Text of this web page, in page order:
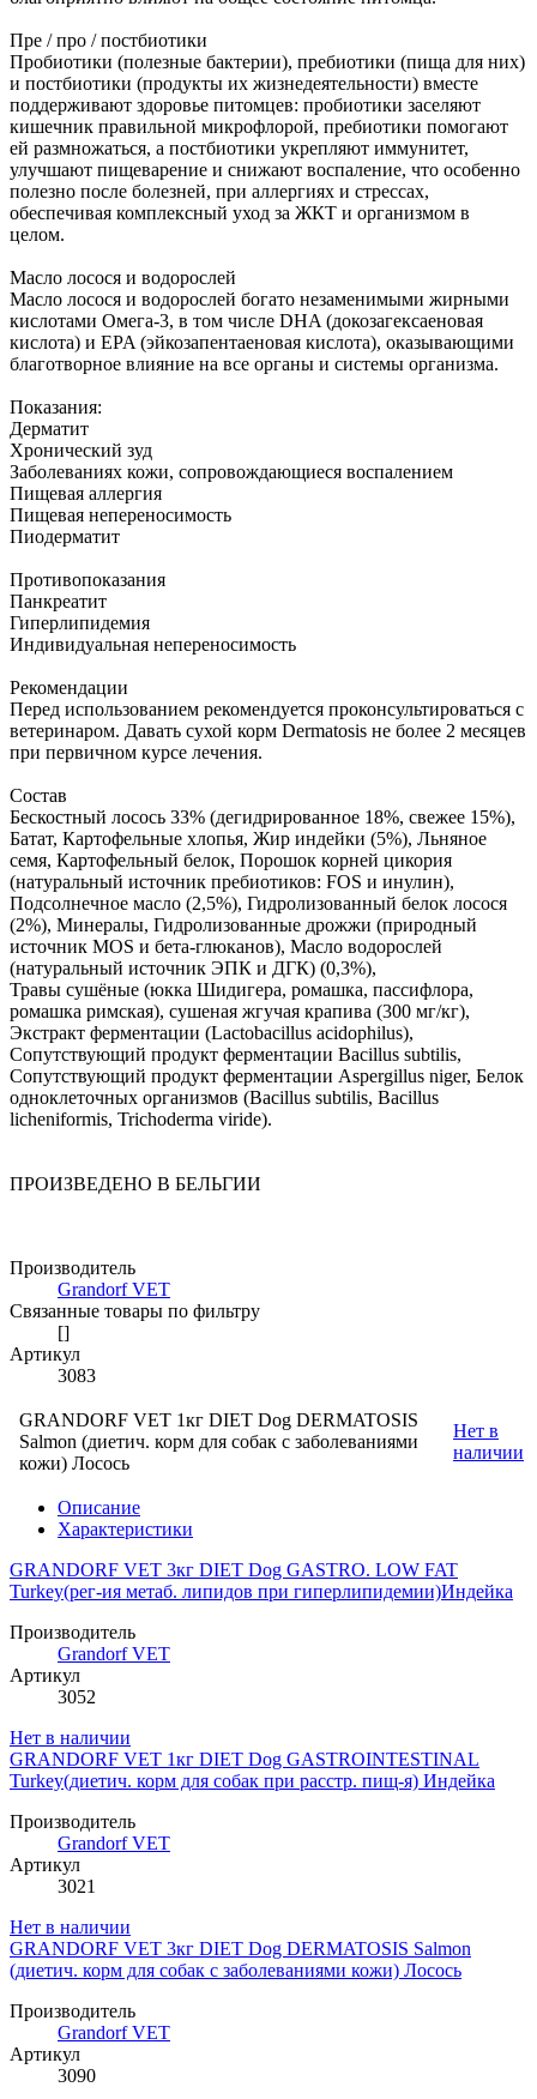
Пре / про / постбиотики
Пробиотики (полезные бактерии), пребиотики (пища для них)
и постбиотики (продукты их жизнедеятельности) вместе
поддерживают здоровье питомцев: пробиотики заселяют
кишечник правильной микрофлорой, пребиотики помогают
ей размножаться, а постбиотики укрепляют иммунитет,
улучшают пищеварение и снижают воспаление, что особенно
полезно после болезней, при аллергиях и стрессах,
обеспечивая комплексный уход за ЖКТ и организмом в
целом.
Масло лосося и водорослей
Масло лосося и водорослей богато незаменимыми жирными
кислотами Омега-3, в том числе DHA (докозагексаеновая
кислота) и EPA (эйкозапентаеновая кислота), оказывающими
благотворное влияние на все органы и системы организма.
Показания:
Дерматит
Хронический зуд
Заболеваниях кожи, сопровождающиеся воспалением
Пищевая аллергия
Пищевая непереносимость
Пиодерматит
Противопоказания
Панкреатит
Гиперлипидемия
Индивидуальная непереносимость
Рекомендации
Перед использованием рекомендуется проконсультироваться с
ветеринаром. Давать сухой корм Dermatosis не более 2 месяцев
при первичном курсе лечения.
Состав
Бескостный лосось 33% (дегидрированное 18%, свежее 15%),
Батат, Картофельные хлопья, Жир индейки (5%), Льняное
семя, Картофельный белок, Порошок корней цикория
(натуральный источник пребиотиков: FOS и инулин),
Подсолнечное масло (2,5%), Гидролизованный белок лосося
(2%), Минералы, Гидролизованные дрожжи (природный
источник MOS и бета-глюканов), Масло водорослей
(натуральный источник ЭПК и ДГК) (0,3%),
Травы сушёные (юкка Шидигера, ромашка, пассифлора,
ромашка римская), сушеная жгучая крапива (300 мг/кг),
Экстракт ферментации (Lactobacillus acidophilus),
Сопутствующий продукт ферментации Bacillus subtilis,
Сопутствующий продукт ферментации Aspergillus niger, Белок
одноклеточных организмов (Bacillus subtilis, Bacillus
licheniformis, Trichoderma viride).
ПРОИЗВЕДЕНО В БЕЛЬГИИ
Производитель
Grandorf VET
Связанные товары по фильтру
[]
Артикул
3083
GRANDORF VET 1кг DIET Dog DERMATOSIS
Salmon (диетич. корм для собак с заболеваниями
кожи) Лосось
Нет в
наличии
Описание
Характеристики
GRANDORF VET 3кг DIET Dog GASTRO. LOW FAT
Turkey(рег-ия метаб. липидов при гиперлипидемии)Индейка
Производитель
Grandorf VET
Артикул
3052
Нет в наличии
GRANDORF VET 1кг DIET Dog GASTROINTESTINAL
Turkey(диетич. корм для собак при расстр. пищ-я) Индейка
Производитель
Grandorf VET
Артикул
3021
Нет в наличии
GRANDORF VET 3кг DIET Dog DERMATOSIS Salmon
(диетич. корм для собак с заболеваниями кожи) Лосось
Производитель
Grandorf VET
Артикул
3090